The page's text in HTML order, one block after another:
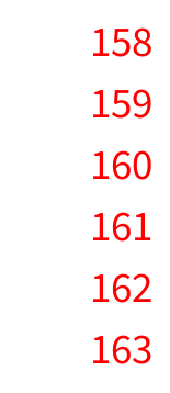
158
159
160
161
162
163